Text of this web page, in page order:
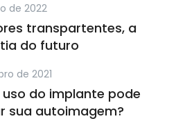
de 2022
transpartentes, a
do futuro
de 2021
do implante pode
sua autoimagem?